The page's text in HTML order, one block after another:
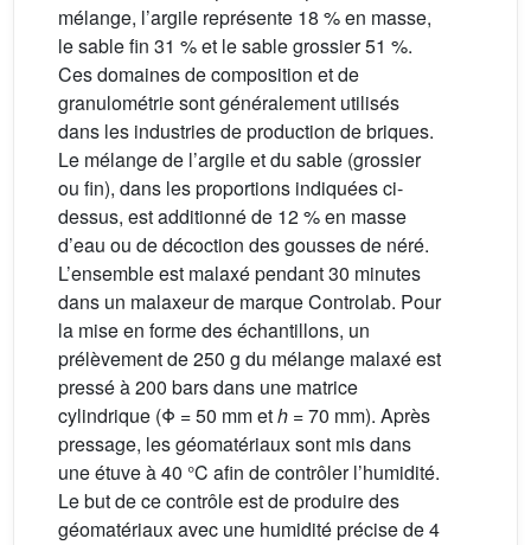
mélange, l’argile représente 18 % en masse,
le sable fin 31 % et le sable grossier 51 %.
Ces domaines de composition et de
granulométrie sont généralement utilisés
dans les industries de production de briques.
Le mélange de l’argile et du sable (grossier
ou fin), dans les proportions indiquées ci-
dessus, est additionné de 12 % en masse
d’eau ou de décoction des gousses de néré.
L’ensemble est malaxé pendant 30 minutes
dans un malaxeur de marque Controlab. Pour
la mise en forme des échantillons, un
prélèvement de 250 g du mélange malaxé est
pressé à 200 bars dans une matrice
cylindrique (Φ = 50 mm eth = 70 mm). Après
pressage, les géomatériaux sont mis dans
une étuve à 40 °C afin de contrôler l’humidité.
Le but de ce contrôle est de produire des
géomatériaux avec une humidité précise de 4